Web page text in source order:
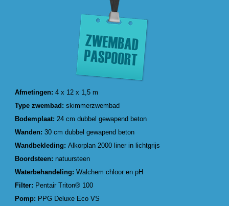
Afmetingen:4 x 12 x 1,5 m
Type zwembad: skimmerzwembad
Bodemplaat: 24 cm dubbel gewapend beton
Wanden: 30 cm dubbel gewapend beton
Wandbekleding: Alkorplan 2000 liner in lichtgrijs
Boordsteen: natuursteen
Waterbehandeling: Walchem chloor en pH
Filter: Pentair Triton® 100
Pomp: PPG Deluxe Eco VS